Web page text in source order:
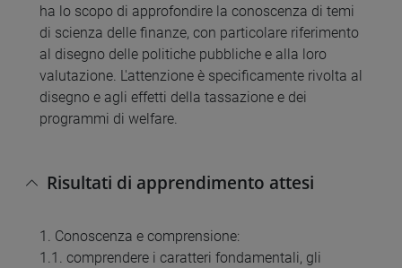
ha lo scopo di approfondire la conoscenza di temi
di scienza delle finanze, con particolare riferimento
al disegno delle politiche pubbliche e alla loro
valutazione. L'attenzione è specificamente rivolta al
disegno e agli effetti della tassazione e dei
programmi di welfare.
Risultati di apprendimento attesi
1. Conoscenza e comprensione:
1.1. comprendere i caratteri fondamentali, gli